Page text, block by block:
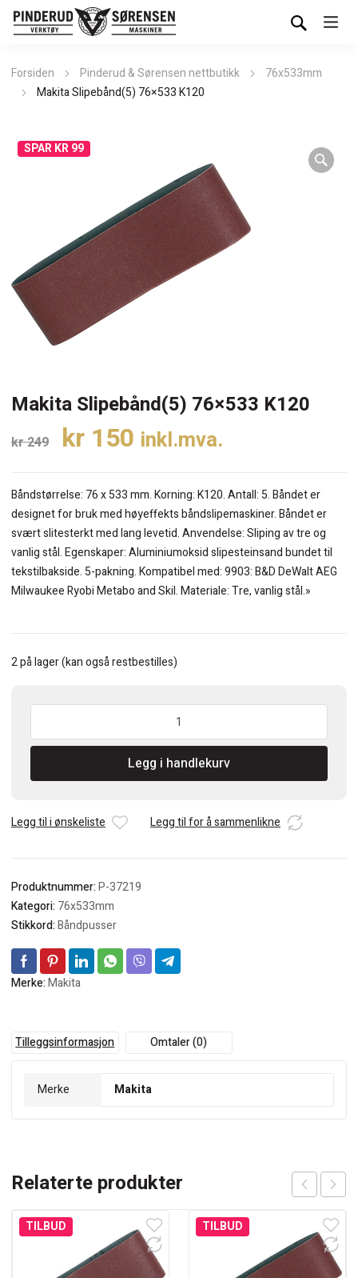
Forsiden Pinderud & Sørensen nettbutikk
76x533mm
Makita Slipebånd(5) 76×533 K120
SPAR KR 99
Makita Slipebånd(5) 76×533 K120
kr249 Opprinnelig
var:
kr 249.
kr 150 Nåværende
er:
kr 150.
inkl.mva.
Båndstørrelse: 76 x 533 mm. Korning: K120. Antall: 5. Båndet er
designet for bruk med høyeffekts båndslipemaskiner. Båndet er
svært slitesterkt med lang levetid. Anvendelse: Sliping av tre og
vanlig stål. Egenskaper: Aluminiumoksid slipesteinsand bundet til
tekstilbakside. 5-pakning. Kompatibel med: 9903: B&D DeWalt AEG
Milwaukee Ryobi Metabo and Skil. Materiale: Tre, vanlig stål.»
2 på lager (kan også restbestilles)
76x533
antall
Legg i handlekurv
Legg til i ønskeliste Legg til for å sammenlikne
Produktnummer:P-37219
Kategori: 76x533mm
Stikkord:Båndpusser
Merke:Makita
Tilleggsinformasjon Omtaler (0)
Merke Makita
Relaterte produkter
TILBUD TILBUD